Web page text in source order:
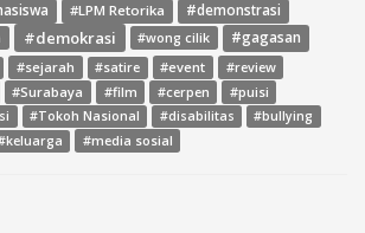
#LPM Retorika #demonstrasi
#demokrasi #wong cilik #gagasan
#sejarah #satire #event
#review
#Surabaya #film #cerpen
#puisi
#Tokoh Nasional #disabilitas
#bullying
#media sosial